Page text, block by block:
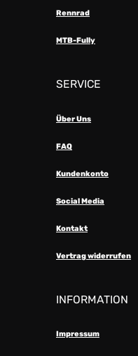
Rennrad
MTB-Fully
SERVICE
Über Uns
FAQ
Kundenkonto
Social Media
Kontakt
Vertrag widerrufen
INFORMATION
Impressum